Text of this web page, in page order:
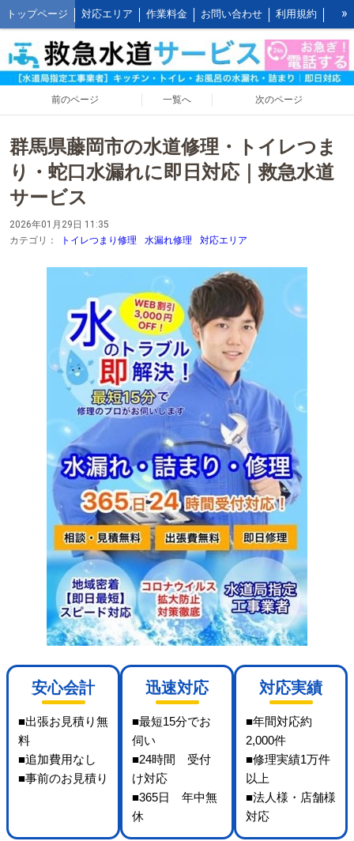
トップページ 対応エリア 作業料金 お問い合わせ 利用規約
水道修理の作業報告 水道修理の施工事例 よくあるご質問 FAQ
救水の水道修理ブログ お客様の声とご感想 WEB割引ご利用方法
公式LINEアカウント キッチンの作業料金
屋外の作業料金
»
前のページ 一覧へ 次のページ
群馬県藤岡市の水道修理・トイレつま
り・蛇口水漏れに即日対応｜救急水道
サービス
2026年01月29日 11:35
カテゴリ：
トイレつまり修理 水漏れ修理 対応エリア
安心会計
■出張お見積り無
料
■追加費用なし
■事前のお見積り
迅速対応
■最短15分でお
伺い
■24時間 受付
け対応
■365日 年中無
休
対応実績
■年間対応約
2,000件
■修理実績1万件
以上
■法人様・店舗様
対応